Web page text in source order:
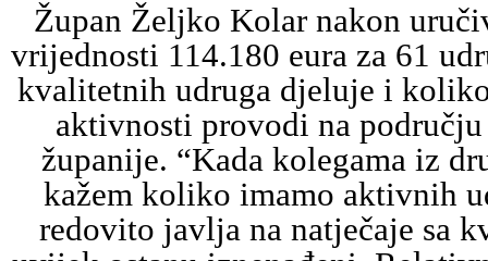
Župan Željko Kolar nakon
vrijednosti 114.180 eura za 61
kvalitetnih udruga djeluje i
aktivnosti provodi na
županije. “Kada kolegama iz
kažem koliko imamo aktivnih
redovito javlja na natječaje sa